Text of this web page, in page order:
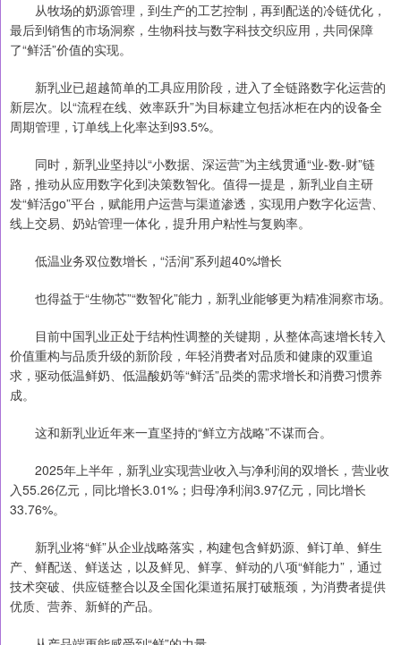
从牧场的奶源管理，到生产的工艺控制，再到配送的冷链优化，
最后到销售的市场洞察，生物科技与数字科技交织应用，共同保障
了“鲜活”价值的实现。
新乳业已超越简单的工具应用阶段，进入了全链路数字化运营的
新层次。以“流程在线、效率跃升”为目标建立包括冰柜在内的设备全
周期管理，订单线上化率达到93.5%。
同时，新乳业坚持以“小数据、深运营”为主线贯通“业-数-财”链
路，推动从应用数字化到决策数智化。值得一提是，新乳业自主研
发“鲜活go”平台，赋能用户运营与渠道渗透，实现用户数字化运营、
线上交易、奶站管理一体化，提升用户粘性与复购率。
低温业务双位数增长，“活润”系列超40%增长
也得益于“生物芯”“数智化”能力，新乳业能够更为精准洞察市场。
目前中国乳业正处于结构性调整的关键期，从整体高速增长转入
价值重构与品质升级的新阶段，年轻消费者对品质和健康的双重追
求，驱动低温鲜奶、低温酸奶等“鲜活”品类的需求增长和消费习惯养
成。
这和新乳业近年来一直坚持的“鲜立方战略”不谋而合。
2025年上半年，新乳业实现营业收入与净利润的双增长，营业收
入55.26亿元，同比增长3.01%；归母净利润3.97亿元，同比增长
33.76%。
新乳业将“鲜”从企业战略落实，构建包含鲜奶源、鲜订单、鲜生
产、鲜配送、鲜送达，以及鲜见、鲜享、鲜动的八项“鲜能力”，通过
技术突破、供应链整合以及全国化渠道拓展打破瓶颈，为消费者提供
优质、营养、新鲜的产品。